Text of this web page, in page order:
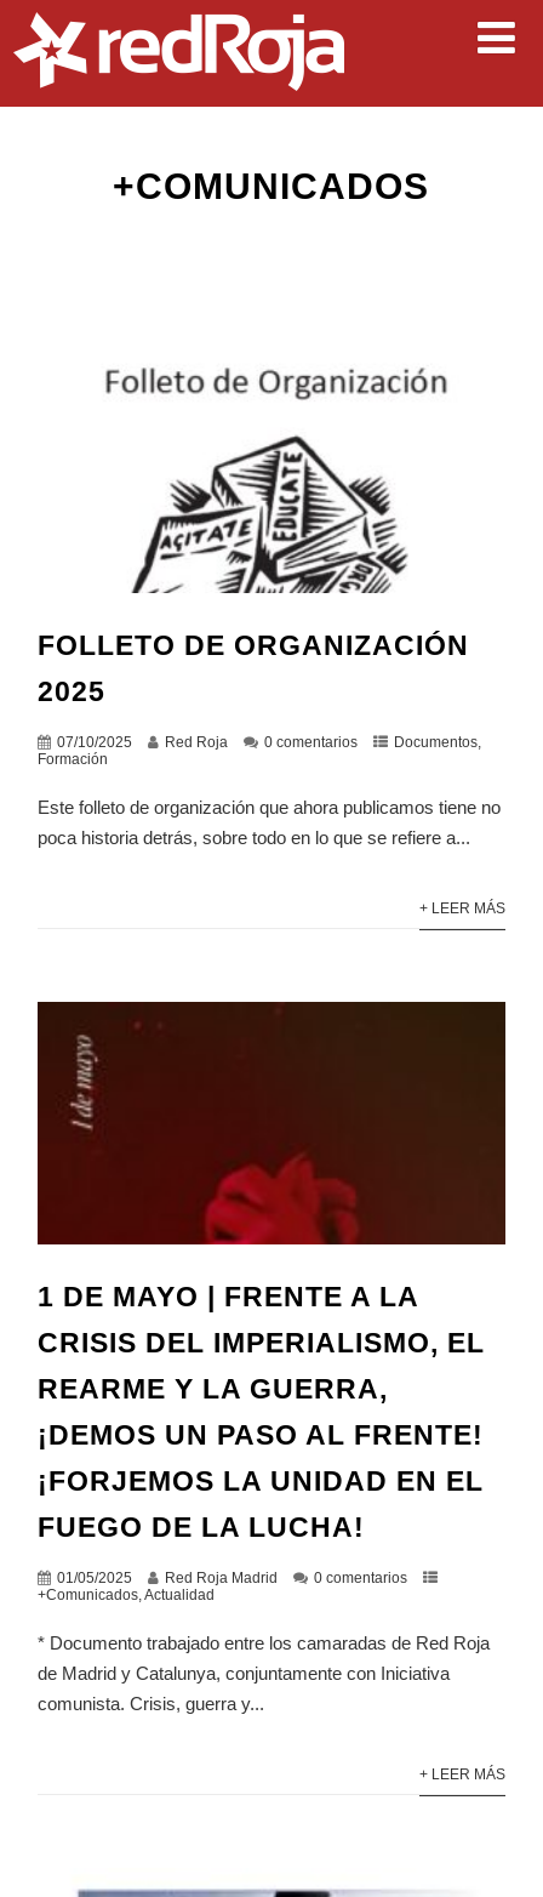
+COMUNICADOS
FOLLETO DE ORGANIZACIÓN
2025
07/10/2025 Red Roja 0 comentarios Documentos,
Formación
Este folleto de organización que ahora publicamos tiene no
poca historia detrás, sobre todo en lo que se refiere a...
+ LEER MÁS
1 DE MAYO | FRENTE A LA
CRISIS DEL IMPERIALISMO, EL
REARME Y LA GUERRA,
¡DEMOS UN PASO AL FRENTE!
¡FORJEMOS LA UNIDAD EN EL
FUEGO DE LA LUCHA!
01/05/2025 Red Roja Madrid
0 comentarios
+Comunicados,Actualidad
* Documento trabajado entre los camaradas de Red Roja
de Madrid y Catalunya, conjuntamente con Iniciativa
comunista. Crisis, guerra y...
+ LEER MÁS